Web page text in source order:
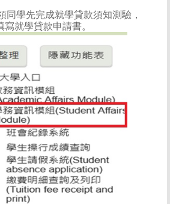
同學先完成就學貸款須知測驗，
就學貸款申請書。